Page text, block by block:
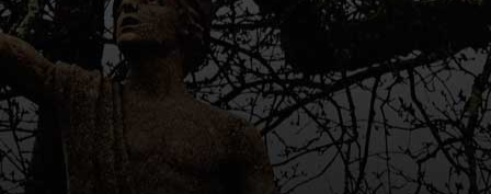
accesibilidade.
Preme
Control-
F11
para
axustar
o